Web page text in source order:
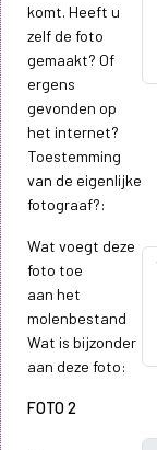
komt. Heeft u
zelf de foto
gemaakt? Of
ergens
gevonden op
het internet?
Toestemming
van de eigenlijke
fotograaf?:
Wat voegt deze
foto toe
aan het
molenbestand
Wat is bijzonder
aan deze foto:
FOTO 2